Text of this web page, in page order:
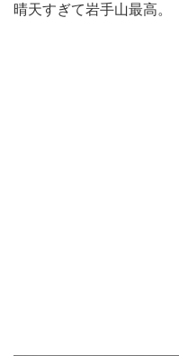
晴天すぎて岩手山最高。